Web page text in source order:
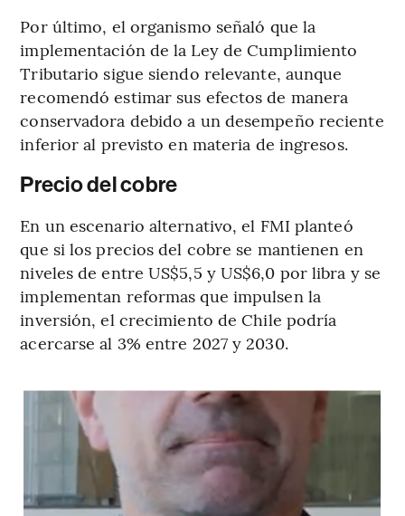
Por último, el organismo señaló que la
implementación de la Ley de Cumplimiento
Tributario sigue siendo relevante, aunque
recomendó estimar sus efectos de manera
conservadora debido a un desempeño reciente
inferior al previsto en materia de ingresos.
Precio del cobre
En un escenario alternativo, el FMI planteó
que si los precios del cobre se mantienen en
niveles de entre US$5,5 y US$6,0 por libra y se
implementan reformas que impulsen la
inversión, el crecimiento de Chile podría
acercarse al 3% entre 2027 y 2030.